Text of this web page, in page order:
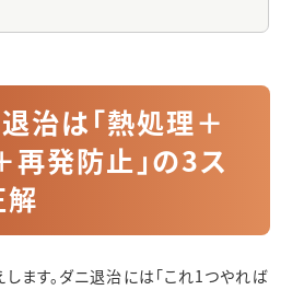
治は「熱処理＋
再発防止」の3ス
解
ます。ダニ退治には「これ1つやれば